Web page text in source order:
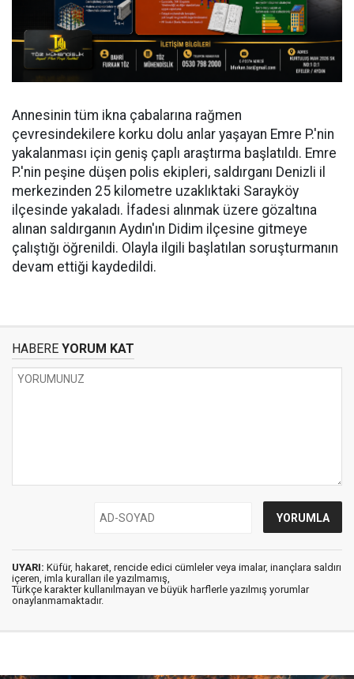
Annesinin tüm ikna çabalarına rağmen
çevresindekilere korku dolu anlar yaşayan Emre P.'nin
yakalanması için geniş çaplı araştırma başlatıldı. Emre
P.'nin peşine düşen polis ekipleri, saldırganı Denizli il
merkezinden 25 kilometre uzaklıktaki Sarayköy
ilçesinde yakaladı. İfadesi alınmak üzere gözaltına
alınan saldırganın Aydın'ın Didim ilçesine gitmeye
çalıştığı öğrenildi. Olayla ilgili başlatılan soruşturmanın
devam ettiği kaydedildi.
HABERE YORUM KAT
UYARI: Küfür, hakaret, rencide edici cümleler veya imalar, inançlara saldırı
içeren, imla kuralları ile yazılmamış,
Türkçe karakter kullanılmayan ve büyük harflerle yazılmış yorumlar
onaylanmamaktadır.